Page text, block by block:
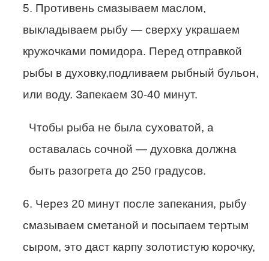
5. Противень смазываем маслом,
выкладываем рыбу — сверху украшаем
кружочками помидора. Перед отправкой
рыбы в духовку,подливаем рыбный бульон,
или воду. Запекаем 30-40 минут.
Чтобы рыба не была суховатой, а
оставалась сочной — духовка должна
быть разогрета до 250 градусов.
6. Через 20 минут после запекания, рыбу
смазываем сметаной и посыпаем тертым
сыром, это даст карпу золотистую корочку,